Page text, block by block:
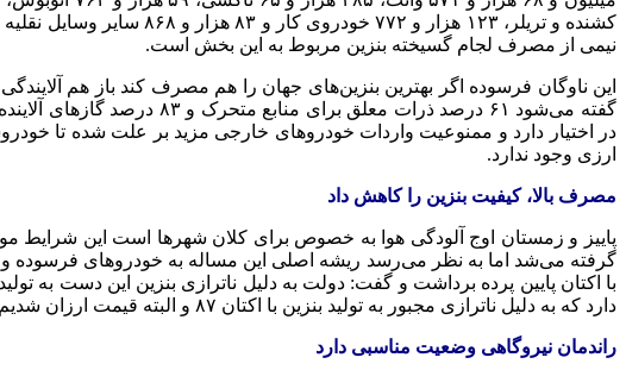
کشنده و تریلر، ۱۲۳
نیمی از مصرف لجام ‌گسیخته بنزین مربوط به این بخش است.
گفته می‌شود ۶۱ درصد ذرات
در اختیار دارد و ممنوعیت واردات خودروهای خارجی مزید بر علت شده تا
ارزی وجود ندارد.
مصرف بالا، کیفیت بنزین را کاهش داد
پاییز و زمستان اوج آلودگی هوا به خصوص برای کلان شهرها است این شرایط
گرفته می‌شد اما به نظر می‌رسد ریشه اصلی این مساله به خودروهای فرسوده و
با اکتان پایین پرده برداشت و گفت: دولت به دلیل ناترازی بنزین این دست به تولید
دارد که به دلیل ناترازی مجبور به تولید بنزین با اکتان
راندمان نیروگاهی وضعیت مناسبی دارد